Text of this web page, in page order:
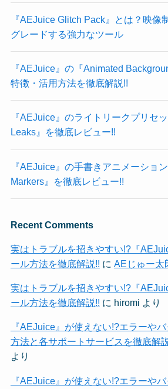
『AEJuice Glitch Pack』とは？映像
グレードする強力なツール
『AEJuice』の『Animated
特徴・活用方法を徹底解説!!
『AEJuice』のライトリークプリセ
Leaks』を徹底レビュー!!
『AEJuice』の手書きアニメーショ
Markers』を徹底レビュー!!
Recent Comments
実はトラブルを招きやすい!?『
ール方法を徹底解説!! に AEじゅー太
実はトラブルを招きやすい!?『
ール方法を徹底解説!! に hiromi より
『AEJuice』が使えない!?エラーや
方法と各サポートサービスを徹底解
より
『AEJuice』が使えない!?エラーや